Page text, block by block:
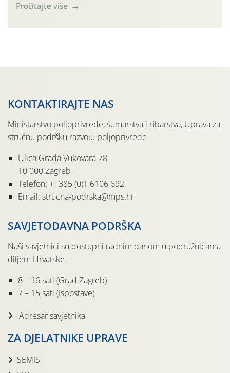
Pročitajte više
KONTAKTIRAJTE NAS
Ministarstvo poljoprivrede, šumarstva i ribarstva, Uprava za
stručnu podršku razvoju poljoprivrede
Ulica Grada Vukovara 78
10 000 Zagreb
Telefon: ++385 (0)1 6106 692
Email: strucna-podrska@mps.hr
SAVJETODAVNA PODRŠKA
Naši savjetnici su dostupni radnim danom u podružnicama
diljem Hrvatske.
8 – 16 sati (Grad Zagreb)
7 – 15 sati (Ispostave)
Adresar savjetnika
ZA DJELATNIKE UPRAVE
SEMIS